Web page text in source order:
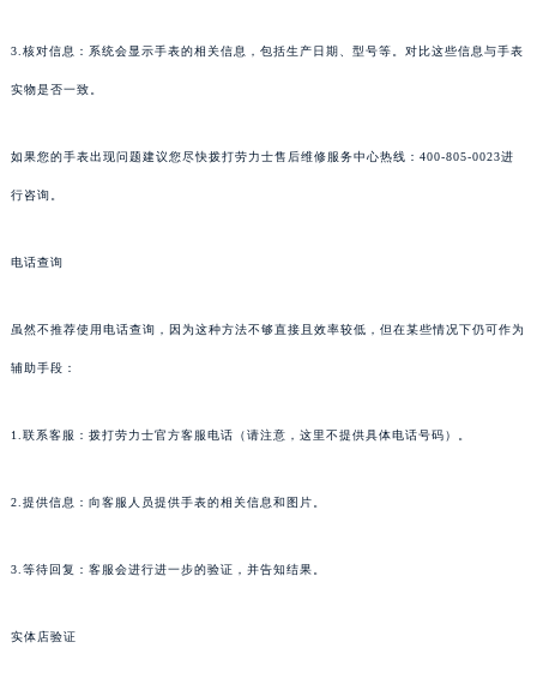
3.核对信息：系统会显示手表的相关信息，包括生产日期、型号等。对比这些信息与手表
实物是否一致。
如果您的手表出现问题建议您尽快拨打劳力士售后维修服务中心热线：400-805-0023进
行咨询。
电话查询
虽然不推荐使用电话查询，因为这种方法不够直接且效率较低，但在某些情况下仍可作为
辅助手段：
1.联系客服：拨打劳力士官方客服电话（请注意，这里不提供具体电话号码）。
2.提供信息：向客服人员提供手表的相关信息和图片。
3.等待回复：客服会进行进一步的验证，并告知结果。
实体店验证